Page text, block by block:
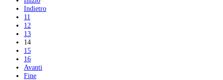
Indietro
11
12
13
14
15
16
Avanti
Fine